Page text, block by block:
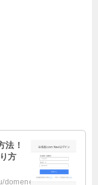
法！
方